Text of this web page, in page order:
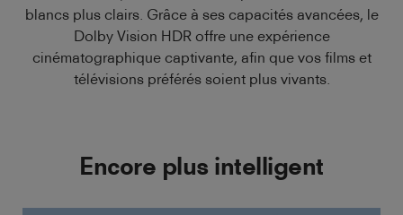
blancs plus clairs. Grâce à ses capacités avancées, le
Dolby Vision HDR offre une expérience
cinématographique captivante, afin que vos films et
télévisions préférés soient plus vivants.
Encore plus intelligent